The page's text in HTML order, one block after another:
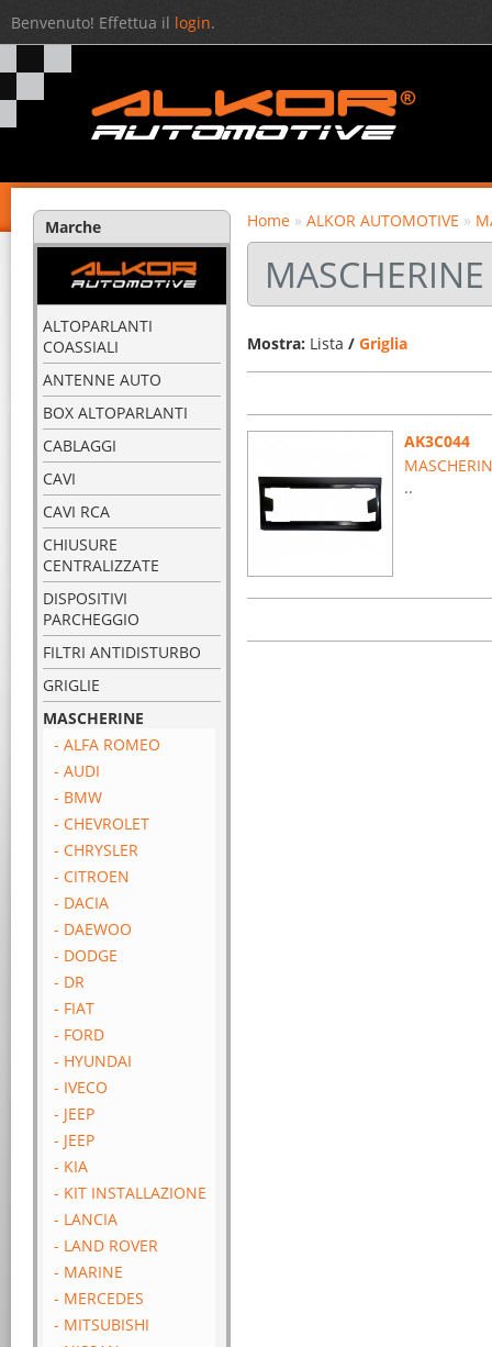
Benvenuto! Effettua il login.
Marche
ALTOPARLANTI
COASSIALI
ANTENNE AUTO
BOX ALTOPARLANTI
CABLAGGI
CAVI
CAVI RCA
CHIUSURE
CENTRALIZZATE
DISPOSITIVI
PARCHEGGIO
FILTRI ANTIDISTURBO
GRIGLIE
MASCHERINE
- ALFA ROMEO
- AUDI
- BMW
- CHEVROLET
- CHRYSLER
- CITROEN
- DACIA
- DAEWOO
- DODGE
- DR
- FIAT
- FORD
- HYUNDAI
- IVECO
- JEEP
- JEEP
- KIA
- KIT INSTALLAZIONE
- LANCIA
- LAND ROVER
- MARINE
- MERCEDES
- MITSUBISHI
Home » ALKOR AUTOMOTIVE »
Mostra: Lista / Griglia
AK3C044
..